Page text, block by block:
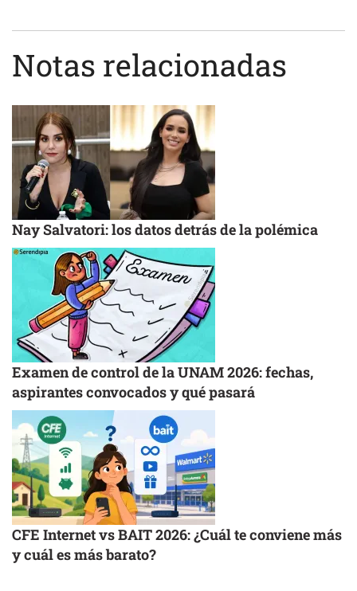
Notas relacionadas
Nay Salvatori: los datos detrás de la polémica
Examen de control de la UNAM 2026: fechas,
aspirantes convocados y qué pasará
CFE Internet vs BAIT 2026: ¿Cuál te conviene más
y cuál es más barato?